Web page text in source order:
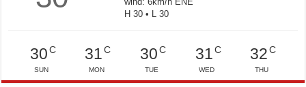
H 30 • L 30
30C
SUN
31 C
MON
30C
TUE
31C
WED
32 C
THU